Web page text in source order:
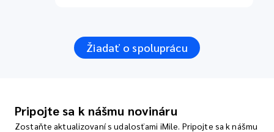
Žiadať o spoluprácu
Pripojte sa k nášmu novináru
Zostaňte aktualizovaní s udalosťami iMile. Pripojte sa k nášmu